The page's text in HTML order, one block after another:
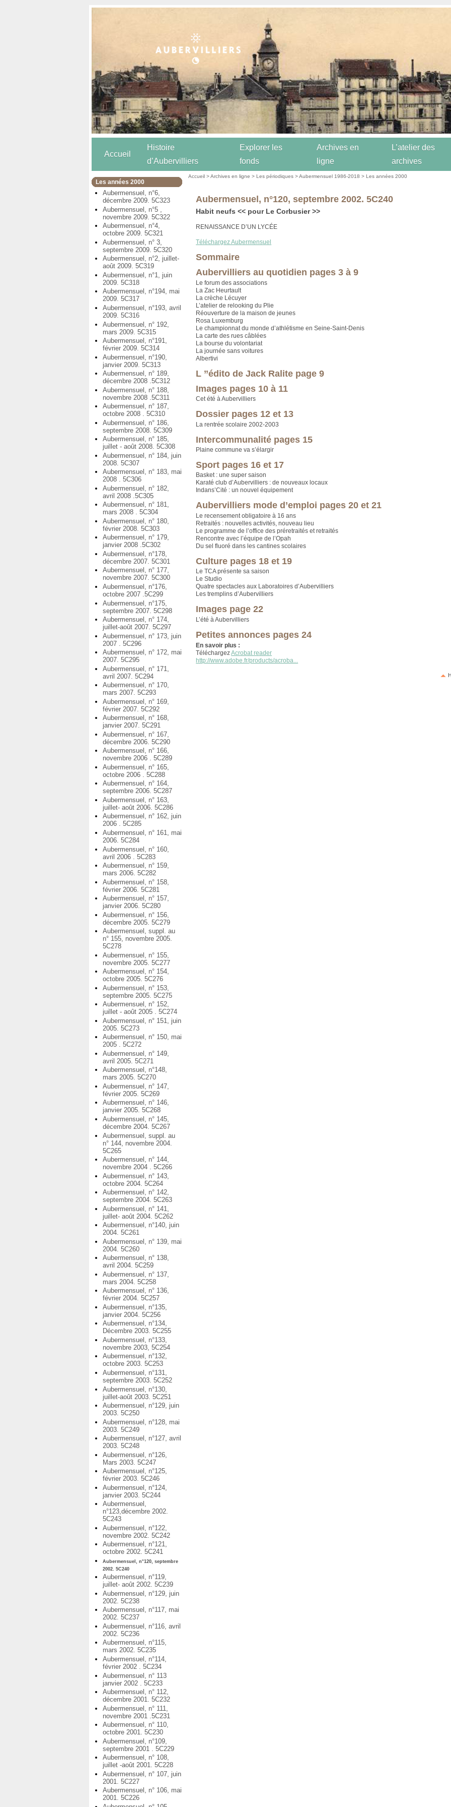
Accueil
Histoire
d’Aubervilliers
Explorer les
fonds
Archives en
ligne
L’atelier des
archives
Les années 2000
Aubermensuel, n°6,
décembre 2009. 5C323
Aubermensuel, n°5 ,
novembre 2009. 5C322
Aubermensuel, n°4,
octobre 2009. 5C321
Aubermensuel, n° 3,
septembre 2009. 5C320
Aubermensuel, n°2, juillet-
août 2009. 5C319
Aubermensuel, n°1, juin
2009. 5C318
Aubermensuel, n°194, mai
2009. 5C317
Aubermensuel, n°193, avril
2009. 5C316
Aubermensuel, n° 192,
mars 2009. 5C315
Aubermensuel, n°191,
février 2009. 5C314
Aubermensuel, n°190,
janvier 2009. 5C313
Aubermensuel, n° 189,
décembre 2008 .5C312
Aubermensuel, n° 188,
novembre 2008 .5C311
Aubermensuel, n° 187,
octobre 2008 . 5C310
Aubermensuel, n° 186,
septembre 2008. 5C309
Aubermensuel, n° 185,
juillet - août 2008. 5C308
Aubermensuel, n° 184, juin
2008. 5C307
Aubermensuel, n° 183, mai
2008 . 5C306
Aubermensuel, n° 182,
avril 2008 .5C305
Aubermensuel, n° 181,
mars 2008 . 5C304
Aubermensuel, n° 180,
février 2008. 5C303
Aubermensuel, n° 179,
janvier 2008 .5C302
Aubermensuel, n°178,
décembre 2007. 5C301
Aubermensuel, n° 177,
novembre 2007. 5C300
Aubermensuel, n°176,
octobre 2007 .5C299
Aubermensuel, n°175,
septembre 2007. 5C298
Aubermensuel, n° 174,
juillet-août 2007. 5C297
Aubermensuel, n° 173, juin
2007 . 5C296
Aubermensuel, n° 172, mai
2007. 5C295
Aubermensuel, n° 171,
avril 2007. 5C294
Aubermensuel, n° 170,
mars 2007. 5C293
Aubermensuel, n° 169,
février 2007. 5C292
Aubermensuel, n° 168,
janvier 2007. 5C291
Aubermensuel, n° 167,
décembre 2006. 5C290
Aubermensuel, n° 166,
novembre 2006 . 5C289
Aubermensuel, n° 165,
octobre 2006 . 5C288
Aubermensuel, n° 164,
septembre 2006. 5C287
Aubermensuel, n° 163,
juillet- août 2006. 5C286
Aubermensuel, n° 162, juin
2006 . 5C285
Aubermensuel, n° 161, mai
2006. 5C284
Aubermensuel, n° 160,
avril 2006 . 5C283
Aubermensuel, n° 159,
mars 2006. 5C282
Aubermensuel, n° 158,
février 2006. 5C281
Aubermensuel, n° 157,
janvier 2006. 5C280
Aubermensuel, n° 156,
décembre 2005. 5C279
Aubermensuel, suppl. au
n° 155, novembre 2005.
5C278
Aubermensuel, n° 155,
novembre 2005. 5C277
Aubermensuel, n° 154,
octobre 2005. 5C276
Aubermensuel, n° 153,
septembre 2005. 5C275
Aubermensuel, n° 152,
juillet - août 2005 . 5C274
Aubermensuel, n° 151, juin
2005. 5C273
Aubermensuel, n° 150, mai
2005 . 5C272
Aubermensuel, n° 149,
avril 2005. 5C271
Aubermensuel, n°148,
mars 2005. 5C270
Aubermensuel, n° 147,
février 2005. 5C269
Aubermensuel, n° 146,
janvier 2005. 5C268
Aubermensuel, n° 145,
décembre 2004. 5C267
Aubermensuel, suppl. au
n° 144, novembre 2004.
5C265
Aubermensuel, n° 144,
novembre 2004 . 5C266
Aubermensuel, n° 143,
octobre 2004. 5C264
Aubermensuel, n° 142,
septembre 2004. 5C263
Aubermensuel, n° 141,
juillet- août 2004. 5C262
Aubermensuel, n°140, juin
2004. 5C261
Aubermensuel, n° 139, mai
2004. 5C260
Aubermensuel, n° 138,
avril 2004. 5C259
Aubermensuel, n° 137,
mars 2004. 5C258
Aubermensuel, n° 136,
février 2004. 5C257
Aubermensuel, n°135,
janvier 2004. 5C256
Aubermensuel, n°134,
Décembre 2003. 5C255
Aubermensuel, n°133,
novembre 2003, 5C254
Aubermensuel, n°132,
octobre 2003. 5C253
Aubermensuel, n°131,
septembre 2003. 5C252
Aubermensuel, n°130,
juillet-août 2003. 5C251
Aubermensuel, n°129, juin
2003. 5C250
Aubermensuel, n°128, mai
2003. 5C249
Aubermensuel, n°127, avril
2003. 5C248
Aubermensuel, n°126,
Mars 2003. 5C247
Aubermensuel, n°125,
février 2003. 5C246
Aubermensuel, n°124,
janvier 2003. 5C244
Aubermensuel,
n°123,décembre 2002.
5C243
Aubermensuel, n°122,
novembre 2002. 5C242
Aubermensuel, n°121,
octobre 2002. 5C241
Aubermensuel, n°120, septembre
2002. 5C240
Aubermensuel, n°119,
juillet- août 2002. 5C239
Aubermensuel, n°129, juin
2002. 5C238
Aubermensuel, n°117, mai
2002. 5C237
Aubermensuel, n°116, avril
2002. 5C236
Aubermensuel, n°115,
mars 2002. 5C235
Aubermensuel, n°114,
février 2002 . 5C234
Aubermensuel, n° 113
janvier 2002 . 5C233
Aubermensuel, n° 112,
décembre 2001. 5C232
Aubermensuel, n° 111,
novembre 2001 .5C231
Aubermensuel, n° 110,
octobre 2001. 5C230
Aubermensuel, n°109,
septembre 2001 . 5C229
Aubermensuel, n° 108,
juillet -août 2001. 5C228
Aubermensuel, n° 107, juin
2001. 5C227
Aubermensuel, n° 106, mai
2001. 5C226
Accueil >Archives en ligne >Les périodiques >Aubermensuel 1986-2018 >Les années 2000
Aubermensuel, n°120, septembre 2002. 5C240
Habit neufs << pour Le Corbusier >>
RENAISSANCE D’UN LYCÉE
Téléchargez Aubermensuel
Sommaire
Aubervilliers au quotidien pages 3 à 9
Le forum des associations
La Zac Heurtault
La crèche Lécuyer
L’atelier de relooking du Plie
Réouverture de la maison de jeunes
Rosa Luxemburg
Le championnat du monde d’athlétisme en Seine-Saint-Denis
La carte des rues câblées
La bourse du volontariat
La journée sans voitures
Albertivi
L ’’édito de Jack Ralite page 9
Images pages 10 à 11
Cet été à Aubervilliers
Dossier pages 12 et 13
La rentrée scolaire 2002-2003
Intercommunalité pages 15
Plaine commune va s’élargir
Sport pages 16 et 17
Basket : une super saison
Karaté club d’Aubervilliers : de nouveaux locaux
Indans’Cité : un nouvel équipement
Aubervilliers mode d’emploi pages 20 et 21
Le recensement obligatoire à 16 ans
Retraités : nouvelles activités, nouveau lieu
Le programme de l’office des préretraités et retraités
Rencontre avec l’équipe de l’Opah
Du sel fluoré dans les cantines scolaires
Culture pages 18 et 19
Le TCA présente sa saison
Le Studio
Quatre spectacles aux Laboratoires d’Aubervilliers
Les tremplins d’Aubervilliers
Images page 22
L’été à Aubervilliers
Petites annonces pages 24
En savoir plus :
TéléchargezAcrobat reader
http://www.adobe.fr/products/acroba...